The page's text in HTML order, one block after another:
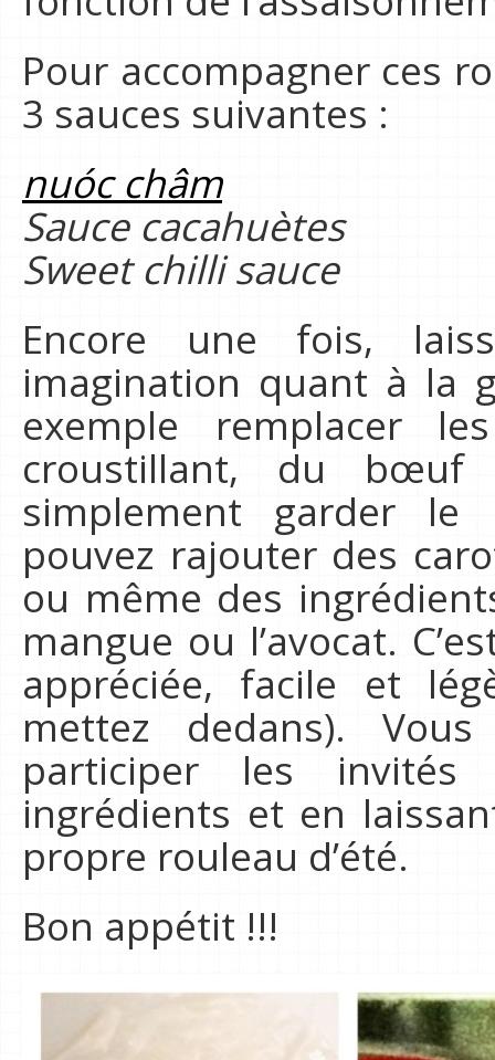
Pour accompagner ces
3 sauces suivantes :
nuóc châm
Sauce cacahuètes
Sweet chilli sauce
Encore une fois,
imagination quant à la
exemple remplacer
croustillant, du
simplement garder le
pouvez rajouter des
ou même des
mangue ou l’avocat.
appréciée, facile et
mettez dedans).
participer les
ingrédients et en
propre rouleau d’été.
Bon appétit !!!